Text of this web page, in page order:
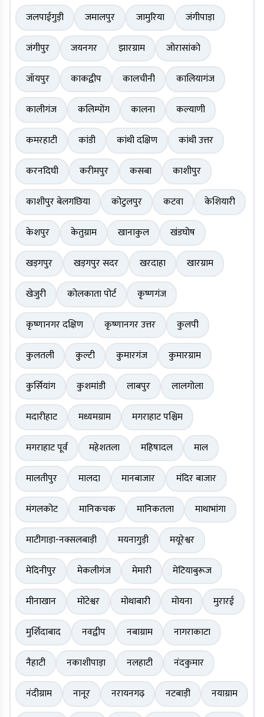
जलपाईगुड़ी
जमालपुर जामुरिया
जंगीपाड़ा
जंगीपुर
जयनगर झारग्राम
जोरासांको
जॉयपुर
काकद्वीप कालचीनी
कालियागंज
कालीगंज
कलिम्पोंग कालना
कल्याणी
कमरहाटी
कांडी कांथी दक्षिण
कांथी उत्तर
करनदिघी
करीमपुर कसबा
काशीपुर
काशीपुर बेलगछिया
कोटुलपुर कटवा
केशियारी
केशपुर
केतुग्राम खानाकुल
खंडघोष
खड़गपुर
खड़गपुर सदर खरदाहा
खारग्राम
खेजुरी
कोलकाता पोर्ट
कृष्णगंज
कृष्णानगर दक्षिण
कृष्णानगर उत्तर
कुलपी
कुलतली
कुल्टी कुमारगंज
कुमारग्राम
कुर्सियांग
कुशमांडी लाबपुर
लालगोला
मदारीहाट
मध्यमग्राम
मगराहाट पश्चिम
मगराहाट पूर्व
महेशतला महिषादल
माल
मालतीपुर
मालदा मानबाजार
मंदिर बाजार
मंगलकोट
मानिकचक मानिकतला
माथाभांगा
माटीगाड़ा-नक्सलबाड़ी
मयनागुड़ी
मयूरेश्वर
मेदिनीपुर
मेकलीगंज मेमारी
मेटियाबुरूज
मीनाखान
मोंटेश्वर मोथाबारी मोयना
मुरारई
मुर्शिदाबाद
नवद्वीप नबाग्राम
नागराकाटा
नैहाटी
नकाशीपाड़ा नलहाटी
नंदकुमार
नंदीग्राम
नानूर नरायनगढ़ नटबाड़ी
नयाग्राम